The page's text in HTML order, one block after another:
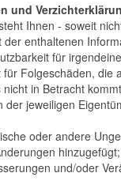
und
Ihnen - soweit
enthaltenen
für
Folgeschäden, die
in Betracht
jeweiligen
oder andere
und/oder